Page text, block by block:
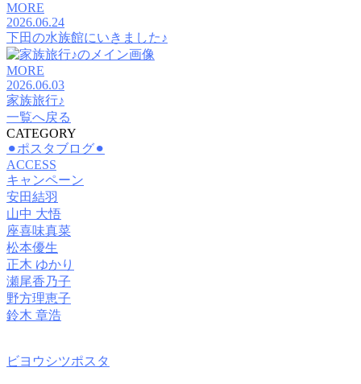
MORE
2026.06.24
下田の水族館にいきました♪
MORE
2026.06.03
家族旅行♪
一覧へ戻る
CATEGORY
⚫︎ポスタブログ⚫︎
ACCESS
キャンペーン
安田結羽
山中 大悟
座喜味真菜
松本優生
正木 ゆかり
瀬尾香乃子
野方理恵子
鈴木 章浩
ビヨウシツポスタ